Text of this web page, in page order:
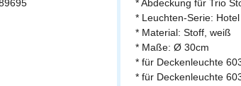
* Abdeckung für Trio
* Leuchten-Serie: Hotel
* Material: Stoff, weiß
* Maße: Ø 30cm
* für Deckenleuchte
* für Deckenleuchte